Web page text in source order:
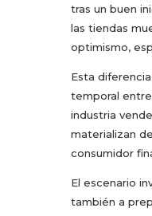
tras un buen
las tiendas
optimismo,
Esta
temporal
industria
materializan
consumidor
El escenario
también a